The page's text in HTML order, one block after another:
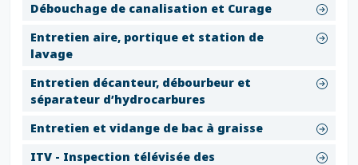
Débouchage de canalisation et Curage
Entretien aire, portique et station de
lavage
Entretien décanteur, débourbeur et
séparateur d’hydrocarbures
Entretien et vidange de bac à graisse
ITV - Inspection télévisée des